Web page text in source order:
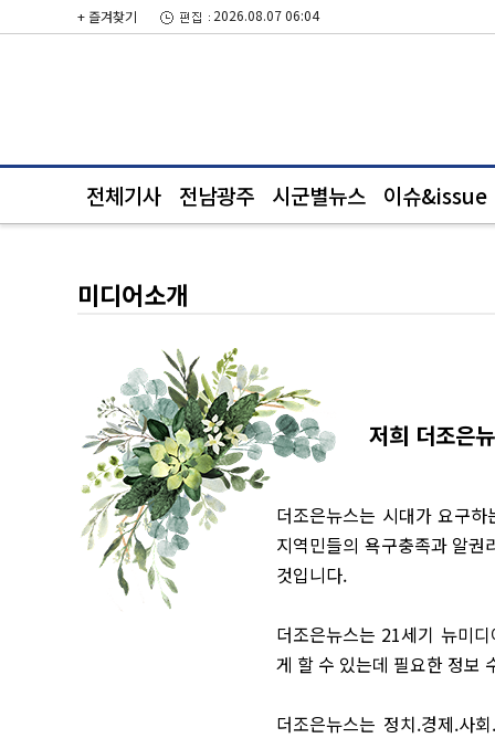
+ 즐겨찾기 2026.08.07 06:04
전체기사 전남광주 시군별뉴스 이슈&issue
미디어소개
저희 더조은
더조은뉴스는 시대가 요구
지역민들의 욕구충족과 알
것입니다.
더조은뉴스는 21세기 뉴미
게 할 수 있는데 필요한 정보
더조은뉴스는 정치.경제.사